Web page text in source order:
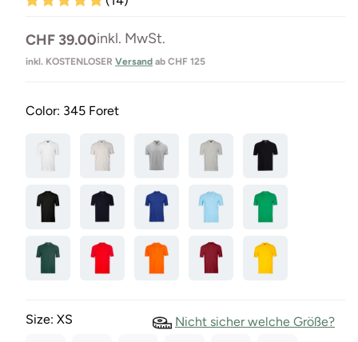
Normaler
Preis
CHF 39.00inkl. MwSt.
inkl. KOSTENLOSER Versand ab CHF 125
Color: 345 Foret
Size: XS Nicht sicher welche Größe?